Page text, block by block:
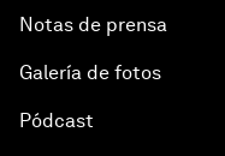
Notas de prensa
Galería de fotos
Pódcast